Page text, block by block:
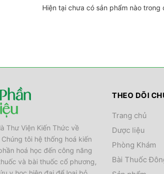
Hiện tại chưa có sản phẩm nào trong
Thư Viện Kiến Thức về
tôi hệ thống hoá kiến
hoá học đến công năng
và bài thuốc cổ phương,
THEO DÕI
Trang chủ
Dược liệu
Phòng Khám
Bài Thuốc